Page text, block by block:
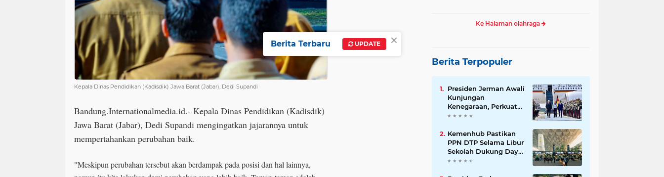
Kepala Dinas Pendidikan (Kadisdik) Jawa Barat (Jabar), Dedi Supandi
Bandung.Internationalmedia.id.- Kepala Dinas Pendidikan (Kadisdik)
Jawa Barat (Jabar), Dedi Supandi mengingatkan jajarannya untuk
mempertahankan perubahan baik.
"Meskipun perubahan tersebut akan berdampak pada posisi dan hal lainnya,
Ke Halaman olahraga
Berita Terpopuler
Presiden Jerman Awali
Kunjungan
Kenegaraan, Perkuat
Kemitraan Strategis
Kemenhub Pastikan
PPN DTP Selama Libur
Sekolah Dukung Daya
Beli Masyarakat
×
Berita Terbaru UPDATE